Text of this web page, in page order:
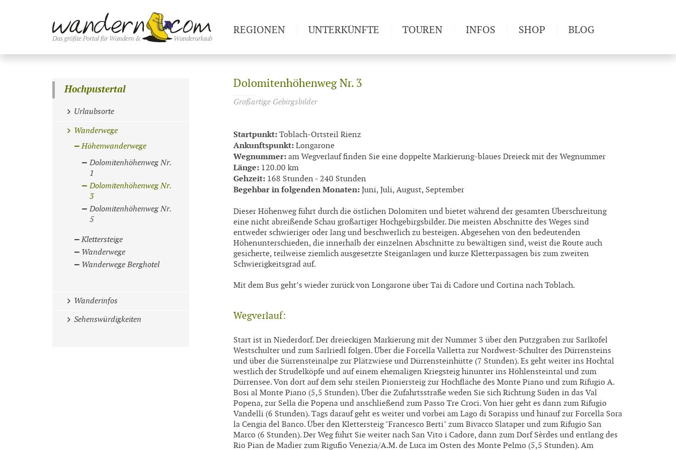
Dolomitenhöhenweg Nr. 3
Großartige Gebirgsbilder
Startpunkt: Toblach-Ortsteil Rienz
Ankunftspunkt: Longarone
Wegnummer: am Wegverlauf finden Sie eine doppelte Markierung-blaues Dreieck mit der Wegnummer
Länge: 120.00 km
Gehzeit: 168 Stunden - 240 Stunden
Begehbar in folgenden Monaten: Juni, Juli, August, September
Dieser Höhenweg führt durch die östlichen Dolomiten und bietet während der gesamten Überschreitung
eine nicht abreißende Schau großartiger Hochgebirgsbilder. Die meisten Abschnitte des Weges sind
entweder schwieriger oder lang und beschwerlich zu besteigen. Abgesehen von den bedeutenden
Höhenunterschieden, die innerhalb der einzelnen Abschnitte zu bewältigen sind, weist die Route auch
gesicherte, teilweise ziemlich ausgesetzte Steiganlagen und kurze Kletterpassagen bis zum zweiten
Schwierigkeitsgrad auf.
Mit dem Bus geht’s wieder zurück von Longarone über Tai di Cadore und Cortina nach Toblach.
Wegverlauf:
Start ist in Niederdorf. Der dreieckigen Markierung mit der Nummer 3 über den Putzgraben zur Sarlkofel
Westschulter und zum Sarlriedl folgen. Über die Forcella Valletta zur Nordwest-Schulter des Dürrensteins
und über die Sürrensteinalpe zur Plätzwiese und Dürrensteinhütte (7 Stunden). Es geht weiter ins Hochtal
westlich der Strudelköpfe und auf einem ehemaligen Kriegsteig hinunter ins Höhlensteintal und zum
Dürrensee. Von dort auf dem sehr steilen Pioniersteig zur Hochfläche des Monte Piano und zum Rifugio A.
Bosi al Monte Piano (5,5 Stunden). Über die Zufahrtsstraße weden Sie sich Richtung Süden in das Val
Popena, zur Sella die Popena und anschließend zum Passo Tre Croci. Von hier geht es dann zum Rifugio
Vandelli (6 Stunden). Tags darauf geht es weiter und vorbei am Lago di Sorapiss und hinauf zur Forcella Sora
la Cengia del Banco. Über den Klettersteig "Francesco Berti" zum Bivacco Slataper und zum Rifugio San
Marco (6 Stunden). Der Weg führt Sie weiter nach San Vito i Cadore, dann zum Dorf Sèrdes und entlang des
Rio Pian de Madier zum Rigufio Venezia/A.M. de Luca im Osten des Monte Pelmo (5,5 Stunden). Am
Hochpustertal
Urlaubsorte
Wanderwege
Höhenwanderwege
Dolomitenhöhenweg Nr.
1
Dolomitenhöhenweg Nr.
3
Dolomitenhöhenweg Nr.
5
Klettersteige
Wanderwege
Wanderwege Berghotel
Wanderinfos
Sehenswürdigkeiten
REGIONEN UNTERKÜNFTE TOUREN INFOS SHOP BLOG